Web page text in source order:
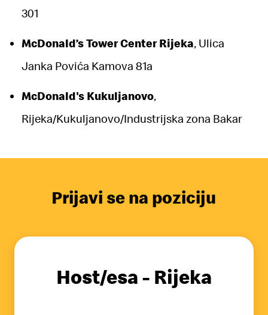
301
McDonald’s Tower Center Rijeka,Ulica
Janka Povića Kamova 81a
McDonald's Kukuljanovo,
Rijeka/Kukuljanovo/Industrijska zona Bakar
Prijavi se na poziciju
Host/esa - Rijeka